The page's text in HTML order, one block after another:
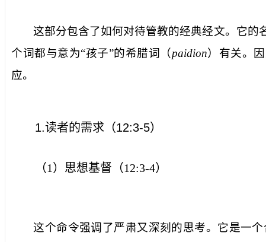
这部分包含了如何对待管教的经典经文。它的
个词都与意为“孩子”的希腊词（paidion）有关。
应。
1.读者的需求（12:3-5）
（1）思想基督（12:3-4）
这个命令强调了严肃又深刻的思考。它是一个